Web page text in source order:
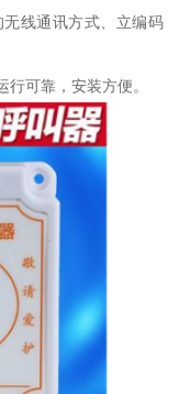
线通讯方式、立编码
可靠，安装方便。